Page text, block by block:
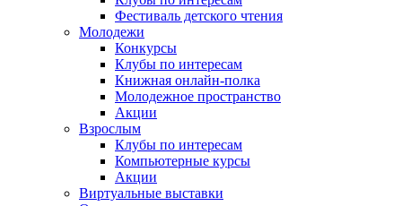
Фестиваль детского чтения
Молодежи
Конкурсы
Клубы по интересам
Книжная онлайн-полка
Молодежное пространство
Акции
Взрослым
Клубы по интересам
Компьютерные курсы
Акции
Виртуальные выставки